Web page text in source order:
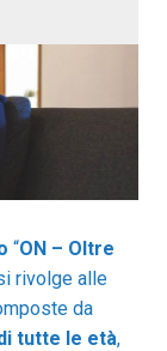
“ON – Oltre
rivolge alle
da
tutte le età,